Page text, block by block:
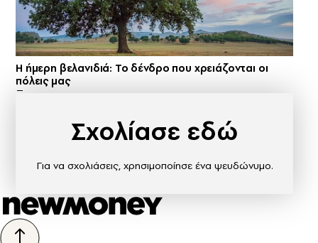
Η ήμερη βελανιδιά: Το δένδρο που χρειάζονται οι
πόλεις μας
Σχολίασε εδώ
Για να σχολιάσεις, χρησιμοποίησε ένα ψευδώνυμο.